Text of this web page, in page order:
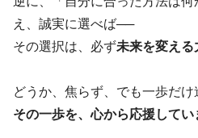
え、誠実に選べば──
その選択は、必ず未来を変える
どうか、焦らず、でも一歩だけ
その一歩を、心から応援してい